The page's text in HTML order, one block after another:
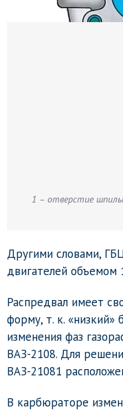
1 – отверстие
Другими словами,
двигателей объемом
Распредвал имеет
форму, т. к. «низкий»
изменения фаз
ВАЗ-2108. Для
ВАЗ-21081
В карбюраторе